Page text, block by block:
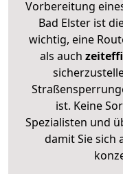
Vorbereitung
Bad Elster ist
wichtig, eine
als auch
ist. Keine
Spezialisten und
damit Sie sich